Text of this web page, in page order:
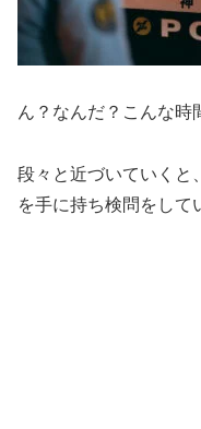
ん？なんだ？こんな時
段々と近づいていくと
を手に持ち検問をして